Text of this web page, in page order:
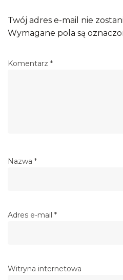
Twój adres e-mail nie
Wymagane pola są
Komentarz *
Nazwa *
Adres e-mail *
Witryna internetowa